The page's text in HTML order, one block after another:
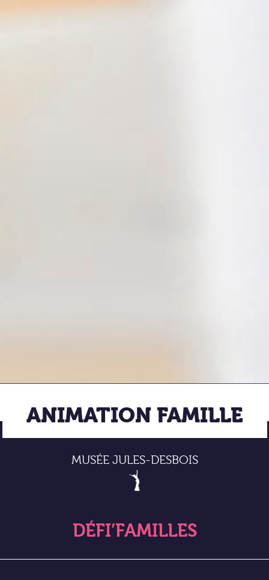
ANIMATION FAMILLE
MUSÉE JULES-DESBOIS
DÉFI’FAMILLES